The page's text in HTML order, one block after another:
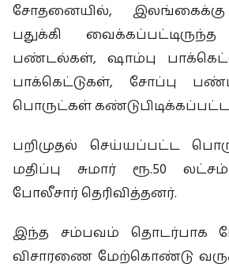
சோதனையில், இலங்கைக்கு
பதுக்கி
பண்டல்கள், ஷாம்பு
பாக்கெட்டுகள், சோப்பு
பொருட்கள்
பறிமுதல் செய்யப்பட்ட
மதிப்பு சுமார் ரூ.50
போலீசார் தெரிவித்தனர்.
இந்த சம்பவம் தொடர்பாக
விசாரணை மேற்கொண்டு